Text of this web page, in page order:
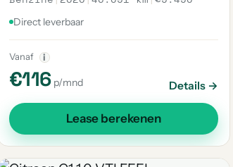
Direct leverbaar
Vanaf i
€116 p/mnd Details →
Lease berekenen